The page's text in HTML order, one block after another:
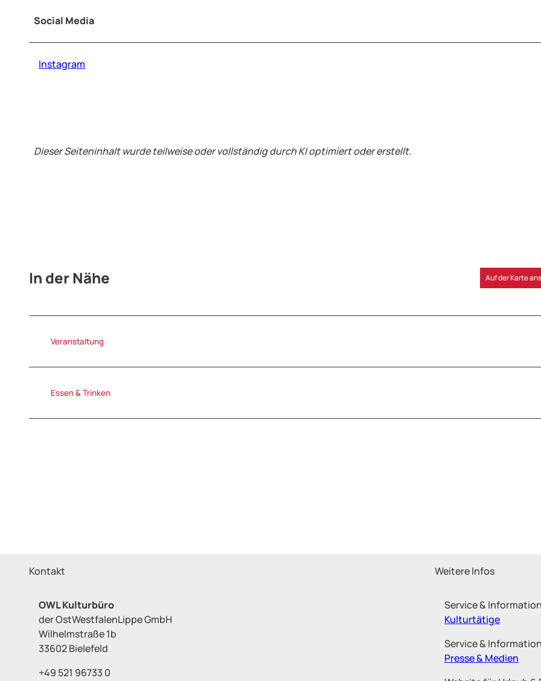
Social Media
Instagram
Dieser Seiteninhalt wurde teilweise oder vollständig durch KI optimiert oder erstellt.
In der Nähe Auf der Karte
Veranstaltung
Essen & Trinken
Kontakt
OWL Kulturbüro
der OstWestfalenLippe GmbH
Wilhelmstraße 1b
33602 Bielefeld
+49 521 96733 0
Weitere Infos
Service &
Kulturtätige
Service &
Presse & Medien